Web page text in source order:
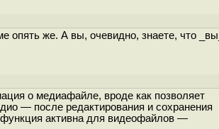
же. А вы, очевидно, знаете, что _вы_
о медиафайле, вроде как позволяет
— после редактирования и сохранения
активна для видеофайлов —